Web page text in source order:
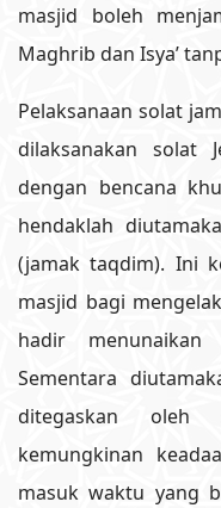
masjid boleh
Maghrib dan Isya’
Pelaksanaan solat
dilaksanakan solat
dengan bencana
hendaklah
(jamak taqdim). Ini
masjid bagi
hadir
Sementara
ditegaskan oleh
kemungkinan
masuk waktu yang